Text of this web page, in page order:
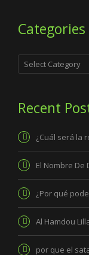
Categories
Categories
Recent
¿Cuál será la
El Nombre De
¿Por qué
Al Hamdou
por que el